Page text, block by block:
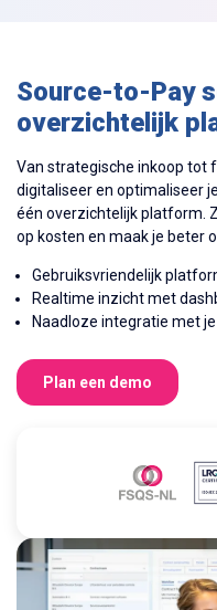
Source-to-Pay
overzichtelijk
Van strategische inkoop tot
digitaliseer en optimaliseer
één overzichtelijk platform.
op kosten en maak je beter
Gebruiksvriendelijk
Realtime inzicht met
Naadloze integratie met
Plan een demo